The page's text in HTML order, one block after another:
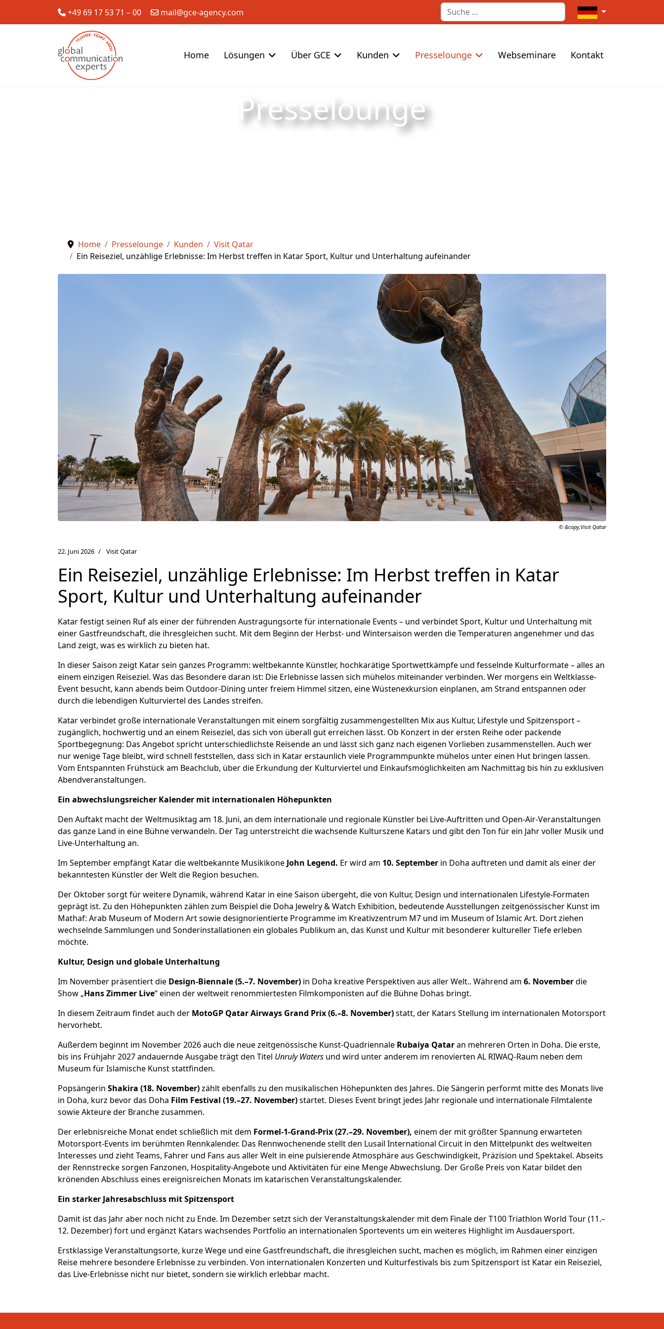
+49 69 17 53 71 – 00 mail@gce-agency.com Suchen Sprache auswählen
Home Lösungen Über GCE Kunden Presselounge Webseminare Kontakt
Presselounge
Home Presselounge Kunden
Visit Qatar
Ein Reiseziel, unzählige Erlebnisse: Im Herbst treffen in Katar Sport, Kultur und Unterhaltung aufeinander
© &copy;Visit Qatar
22. Juni 2026 Visit Qatar
Ein Reiseziel, unzählige Erlebnisse: Im Herbst treffen in Katar
Sport, Kultur und Unterhaltung aufeinander
Katar festigt seinen Ruf als einer der führenden Austragungsorte für internationale Events – und verbindet Sport, Kultur und Unterhaltung mit
einer Gastfreundschaft, die ihresgleichen sucht. Mit dem Beginn der Herbst- und Wintersaison werden die Temperaturen angenehmer und das
Land zeigt, was es wirklich zu bieten hat.
In dieser Saison zeigt Katar sein ganzes Programm: weltbekannte Künstler, hochkarätige Sportwettkämpfe und fesselnde Kulturformate – alles an
einem einzigen Reiseziel. Was das Besondere daran ist: Die Erlebnisse lassen sich mühelos miteinander verbinden. Wer morgens ein Weltklasse-
Event besucht, kann abends beim Outdoor-Dining unter freiem Himmel sitzen, eine Wüstenexkursion einplanen, am Strand entspannen oder
durch die lebendigen Kulturviertel des Landes streifen.
Katar verbindet große internationale Veranstaltungen mit einem sorgfältig zusammengestellten Mix aus Kultur, Lifestyle und Spitzensport –
zugänglich, hochwertig und an einem Reiseziel, das sich von überall gut erreichen lässt. Ob Konzert in der ersten Reihe oder packende
Sportbegegnung: Das Angebot spricht unterschiedlichste Reisende an und lässt sich ganz nach eigenen Vorlieben zusammenstellen. Auch wer
nur wenige Tage bleibt, wird schnell feststellen, dass sich in Katar erstaunlich viele Programmpunkte mühelos unter einen Hut bringen lassen.
Vom Entspannten Frühstück am Beachclub, über die Erkundung der Kulturviertel und Einkaufsmöglichkeiten am Nachmittag bis hin zu exklusiven
Abendveranstaltungen.
Ein abwechslungsreicher Kalender mit internationalen Höhepunkten
Den Auftakt macht der Weltmusiktag am 18. Juni, an dem internationale und regionale Künstler bei Live-Auftritten und Open-Air-Veranstaltungen
das ganze Land in eine Bühne verwandeln. Der Tag unterstreicht die wachsende Kulturszene Katars und gibt den Ton für ein Jahr voller Musik und
Live-Unterhaltung an.
Im September empfängt Katar die weltbekannte Musikikone John Legend. Er wird am 10. September in Doha auftreten und damit als einer der
bekanntesten Künstler der Welt die Region besuchen.
Der Oktober sorgt für weitere Dynamik, während Katar in eine Saison übergeht, die von Kultur, Design und internationalen Lifestyle-Formaten
geprägt ist. Zu den Höhepunkten zählen zum Beispiel die Doha Jewelry & Watch Exhibition, bedeutende Ausstellungen zeitgenössischer Kunst im
Mathaf: Arab Museum of Modern Art sowie designorientierte Programme im Kreativzentrum M7 und im Museum of Islamic Art. Dort ziehen
wechselnde Sammlungen und Sonderinstallationen ein globales Publikum an, das Kunst und Kultur mit besonderer kultureller Tiefe erleben
möchte.
Kultur, Design und globale Unterhaltung
Im November präsentiert die Design-Biennale (5.–7. November) in Doha kreative Perspektiven aus aller Welt.. Während am 6. Novemberdie
Show „Hans Zimmer Live“ einen der weltweit renommiertesten Filmkomponisten auf die Bühne Dohas bringt.
In diesem Zeitraum findet auch der MotoGP Qatar Airways Grand Prix (6.–8. November)statt, der Katars Stellung im internationalen Motorsport
hervorhebt.
Außerdem beginnt im November 2026 auch die neue zeitgenössische Kunst-Quadriennale Rubaiya Qataran mehreren Orten in Doha. Die erste,
bis ins Frühjahr 2027 andauernde Ausgabe trägt den Titel Unruly Waters und wird unter anderem im renovierten AL RIWAQ-Raum neben dem
Museum für Islamische Kunst stattfinden.
Popsängerin Shakira (18. November)zählt ebenfalls zu den musikalischen Höhepunkten des Jahres. Die Sängerin performt mitte des Monats live
in Doha, kurz bevor das Doha Film Festival (19.–27. November)startet. Dieses Event bringt jedes Jahr regionale und internationale Filmtalente
sowie Akteure der Branche zusammen.
Der erlebnisreiche Monat endet schließlich mit dem Formel-1-Grand-Prix(27.–29. November), einem der mit größter Spannung erwarteten
Motorsport-Events im berühmten Rennkalender. Das Rennwochenende stellt den Lusail International Circuit in den Mittelpunkt des weltweiten
Interesses und zieht Teams, Fahrer und Fans aus aller Welt in eine pulsierende Atmosphäre aus Geschwindigkeit, Präzision und Spektakel. Abseits
der Rennstrecke sorgen Fanzonen, Hospitality-Angebote und Aktivitäten für eine Menge Abwechslung. Der Große Preis von Katar bildet den
krönenden Abschluss eines ereignisreichen Monats im katarischen Veranstaltungskalender.
Ein starker Jahresabschluss mit Spitzensport
Damit ist das Jahr aber noch nicht zu Ende. Im Dezember setzt sich der Veranstaltungskalender mit dem Finale der T100 Triathlon World Tour (11.–
12. Dezember) fort und ergänzt Katars wachsendes Portfolio an internationalen Sportevents um ein weiteres Highlight im Ausdauersport.
Erstklassige Veranstaltungsorte, kurze Wege und eine Gastfreundschaft, die ihresgleichen sucht, machen es möglich, im Rahmen einer einzigen
Reise mehrere besondere Erlebnisse zu verbinden. Von internationalen Konzerten und Kulturfestivals bis zum Spitzensport ist Katar ein Reiseziel,
das Live-Erlebnisse nicht nur bietet, sondern sie wirklich erlebbar macht.